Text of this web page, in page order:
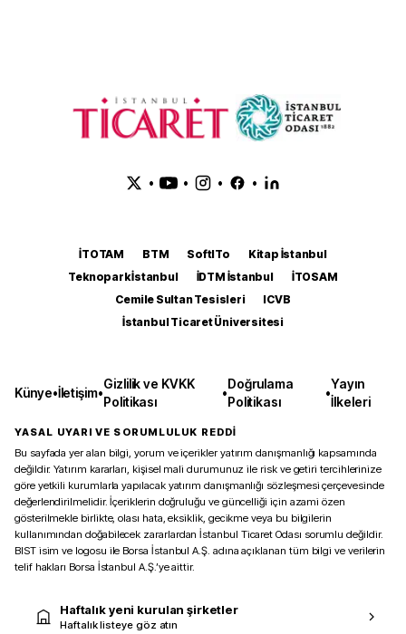
• • • •
İTOTAM BTM SoftITo
Kitap İstanbul
Teknopark İstanbul
İDTM İstanbul
İTOSAM
Cemile Sultan Tesisleri
ICVB
İstanbul Ticaret Üniversitesi
Künye•İletişim•
Gizlilik ve KVKK
Politikası
•
Doğrulama
Politikası
•
Yayın
İlkeleri
YASAL UYARI VE SORUMLULUK REDDİ
Bu sayfada yer alan bilgi, yorum ve içerikler yatırım danışmanlığı kapsamında
değildir. Yatırım kararları, kişisel mali durumunuz ile risk ve getiri tercihlerinize
göre yetkili kurumlarla yapılacak yatırım danışmanlığı sözleşmesi çerçevesinde
değerlendirilmelidir. İçeriklerin doğruluğu ve güncelliği için azami özen
gösterilmekle birlikte, olası hata, eksiklik, gecikme veya bu bilgilerin
kullanımından doğabilecek zararlardan İstanbul Ticaret Odası sorumlu değildir.
BIST isim ve logosu ile Borsa İstanbul A.Ş. adına açıklanan tüm bilgi ve verilerin
telif hakları Borsa İstanbul A.Ş.’ye aittir.
Haftalık yeni kurulan şirketler
Haftalık listeye göz atın